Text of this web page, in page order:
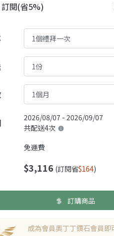
訂閱(省5%)
2026/08/07 - 2026/09/07
共配送4次
免運費
$3,116 (訂閱省$164)
訂購商品
成為會員奧丁丁鑽石會員即